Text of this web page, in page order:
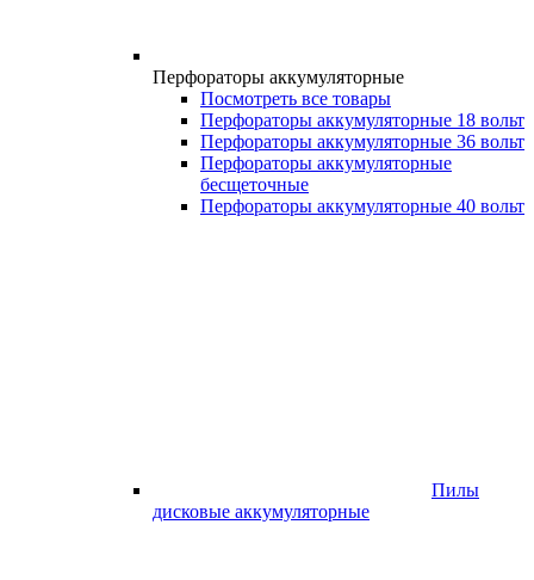
Перфораторы аккумуляторные
Посмотреть все товары
Перфораторы аккумуляторные 18 вольт
Перфораторы аккумуляторные 36 вольт
Перфораторы аккумуляторные
бесщеточные
Перфораторы аккумуляторные 40 вольт
Пилы
дисковые аккумуляторные